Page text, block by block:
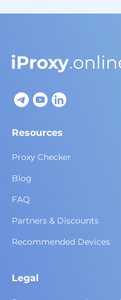
Resources
Proxy Checker
Blog
FAQ
Partners & Discounts
Recommended Devices
Legal